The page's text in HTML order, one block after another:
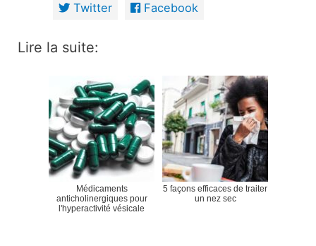
Twitter Facebook
Lire la suite:
Médicaments
anticholinergiques pour
l'hyperactivité vésicale
5 façons efficaces de traiter
un nez sec